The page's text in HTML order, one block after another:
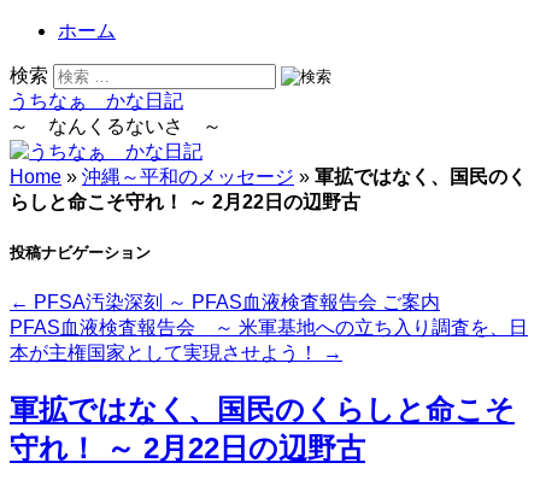
ホーム
検索
うちなぁ かな日記
～ なんくるないさ ～
Home » 沖縄～平和のメッセージ » 軍拡ではなく、国民のく
らしと命こそ守れ！ ～ 2月22日の辺野古
投稿ナビゲーション
← PFSA汚染深刻 ～ PFAS血液検査報告会 ご案内
PFAS血液検査報告会 ～ 米軍基地への立ち入り調査を、日
本が主権国家として実現させよう！
→
軍拡ではなく、国民のくらしと命こそ
守れ！ ～ 2月22日の辺野古